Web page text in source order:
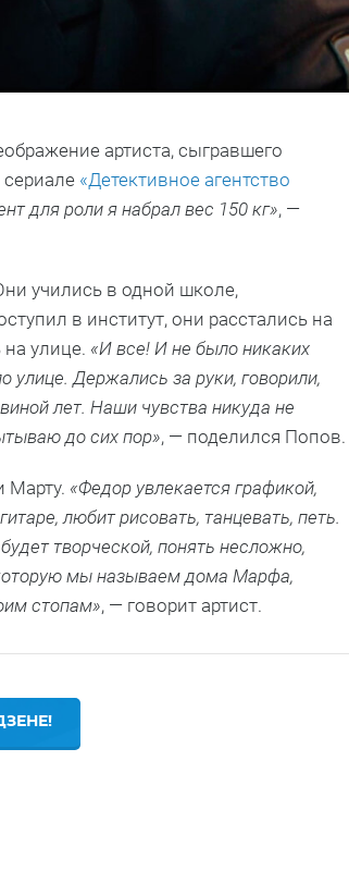
артиста, сыгравшего
«Детективное агентство
для роли я набрал вес 150 кг», —
учились в одной школе,
в институт, они расстались на
улице. «И все! И не было никаких
улице. Держались за руки, говорили,
лет. Наши чувства никуда не
до сих пор», — поделился Попов.
Марту. «Федор увлекается графикой,
любит рисовать, танцевать, петь.
творческой, понять несложно,
мы называем дома Марфа,
стопам», — говорит артист.